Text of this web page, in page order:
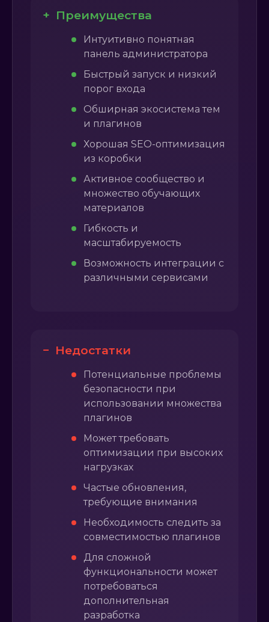
+ Преимущества
Интуитивно понятная
панель администратора
Быстрый запуск и низкий
порог входа
Обширная экосистема тем
и плагинов
Хорошая SEO-оптимизация
из коробки
Активное сообщество и
множество обучающих
материалов
Гибкость и
масштабируемость
Возможность интеграции с
различными сервисами
− Недостатки
Потенциальные проблемы
безопасности при
использовании множества
плагинов
Может требовать
оптимизации при высоких
нагрузках
Частые обновления,
требующие внимания
Необходимость следить за
совместимостью плагинов
Для сложной
функциональности может
потребоваться
дополнительная
разработка